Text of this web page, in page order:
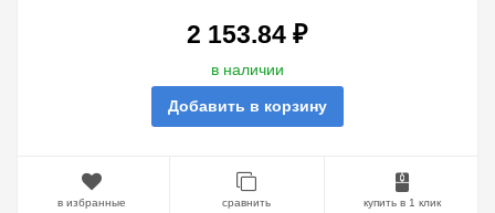
РУКОЯТКАМИ2 153.84 ₽
в наличии
Добавить в корзину
в избранные сравнить купить в 1 клик